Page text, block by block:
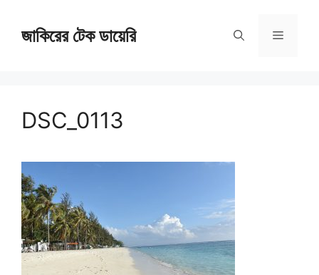
জাকিরের টেক ডায়েরি Menu
DSC_0113